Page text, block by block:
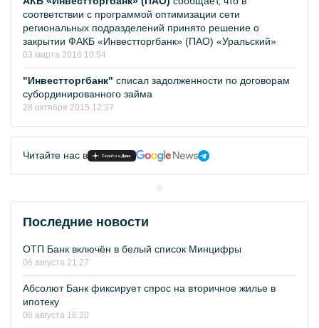
соответствии с программой оптимизации сети
региональных подразделений принято решение о
закрытии ФАКБ «Инвестторгбанк» (ПАО) «Уральский»
03 марта 2016 10:54
"Инвестторгбанк" списал задолженности по договорам
субординированного займа
28 октября 2015 12:37
Читайте нас в
Последние новости
ОТП Банк включён в белый список Минцифры
06 августа 21:27
Абсолют Банк фиксирует спрос на вторичное жилье в
ипотеку
06 августа 16:20